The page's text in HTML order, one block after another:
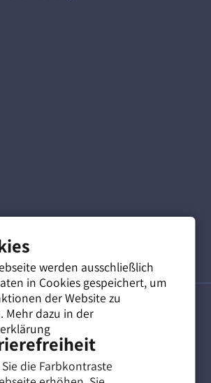
werden ausschließlich
in Cookies gespeichert, um
der Website zu
Mehr dazu in der
die Farbkontraste